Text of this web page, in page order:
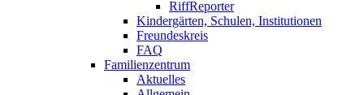
RiffReporter
Kindergärten, Schulen, Institutionen
Freundeskreis
FAQ
Familienzentrum
Aktuelles